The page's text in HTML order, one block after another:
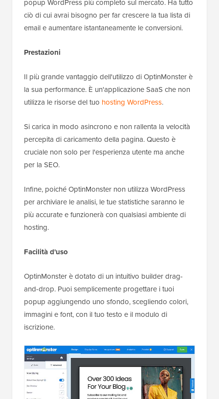
popup WordPress più completo sul mercato. Ha tutto
ciò di cui avrai bisogno per far crescere la tua lista di
email e aumentare istantaneamente le conversioni.
Prestazioni
Il più grande vantaggio dell'utilizzo di OptinMonster è
la sua performance. È un'applicazione SaaS che non
utilizza le risorse del tuo hosting WordPress.
Si carica in modo asincrono e non rallenta la velocità
percepita di caricamento della pagina. Questo è
cruciale non solo per l'esperienza utente ma anche
per la SEO.
Infine, poiché OptinMonster non utilizza WordPress
per archiviare le analisi, le tue statistiche saranno le
più accurate e funzionerà con qualsiasi ambiente di
hosting.
Facilità d'uso
OptinMonster è dotato di un intuitivo builder drag-
and-drop. Puoi semplicemente progettare i tuoi
popup aggiungendo uno sfondo, scegliendo colori,
immagini e font, con il tuo testo e il modulo di
iscrizione.